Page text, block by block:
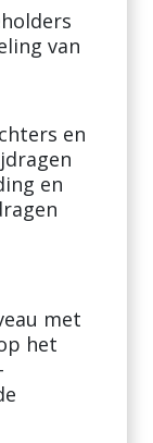
van
en
en
met
het